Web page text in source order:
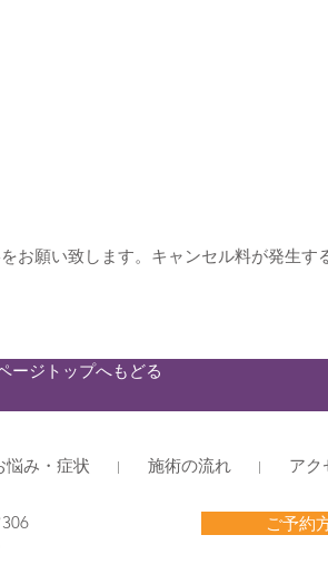
お願い致します。​キャンセル料が発生す
ージトップへもどる
悩み・症状 施術の流れ アク
ご予約